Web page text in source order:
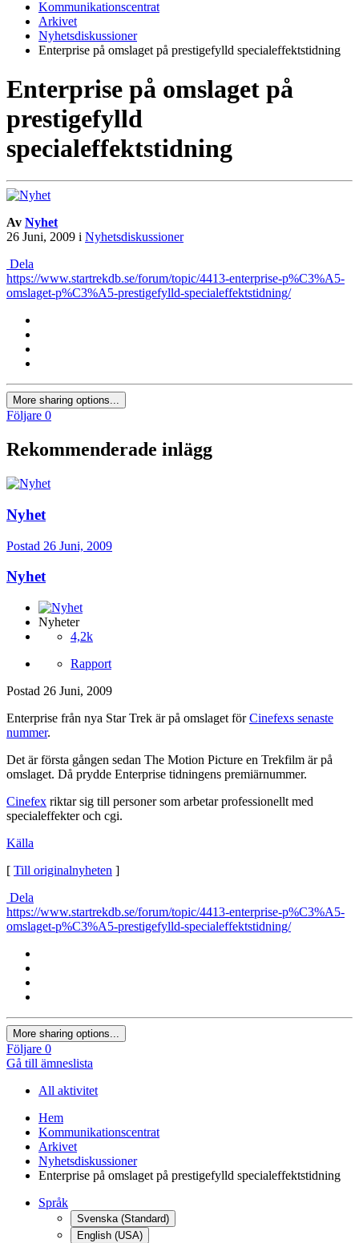
Kommunikationscentrat
Arkivet
Nyhetsdiskussioner
Enterprise på omslaget på prestigefylld specialeffektstidning
Enterprise på omslaget på
prestigefylld
specialeffektstidning
Av Nyhet
26 Juni, 2009 i Nyhetsdiskussioner
Dela
https://www.startrekdb.se/forum/topic/4413-enterprise-p%C3%A5-
omslaget-p%C3%A5-prestigefylld-specialeffektstidning/
More sharing options...
Följare 0
Rekommenderade inlägg
Nyhet
Postad 26 Juni, 2009
Nyhet
Nyheter
4,2k
Rapport
Postad 26 Juni, 2009
Enterprise från nya Star Trek är på omslaget förCinefexs senaste
nummer.
Det är första gången sedan The Motion Picture en Trekfilm är på
omslaget. Då prydde Enterprise tidningens premiärnummer.
Cinefex riktar sig till personer som arbetar professionellt med
specialeffekter och cgi.
Källa
[ Till originalnyheten ]
Dela
https://www.startrekdb.se/forum/topic/4413-enterprise-p%C3%A5-
omslaget-p%C3%A5-prestigefylld-specialeffektstidning/
More sharing options...
Följare 0
Gå till ämneslista
All aktivitet
Hem
Kommunikationscentrat
Arkivet
Nyhetsdiskussioner
Enterprise på omslaget på prestigefylld specialeffektstidning
Språk
Svenska (Standard)
English (USA)